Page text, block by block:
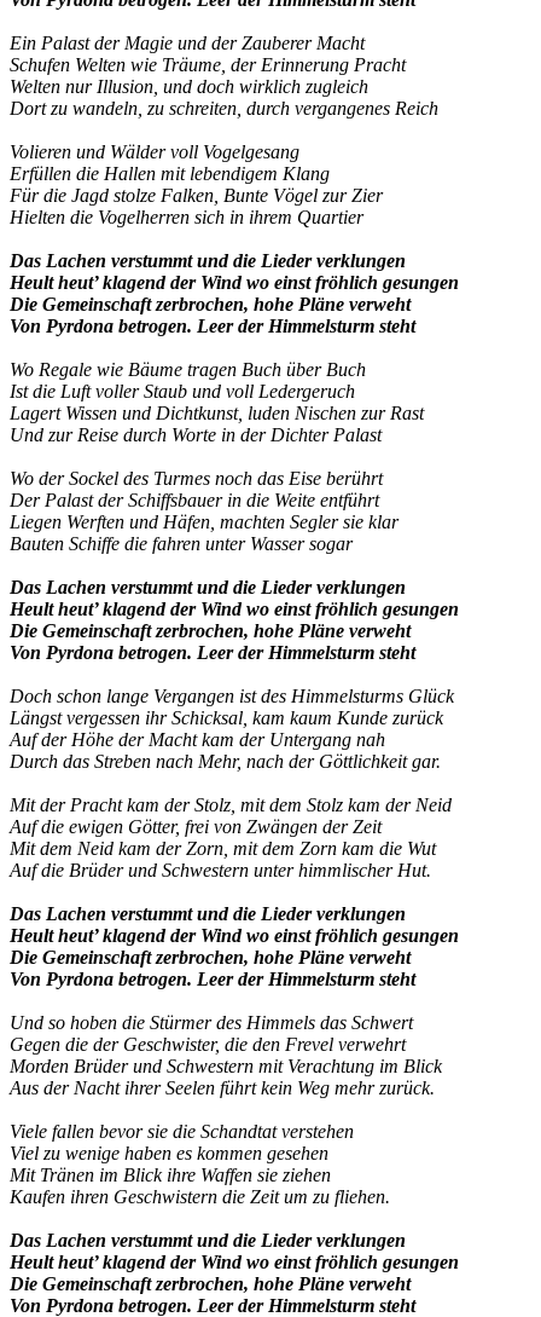
Ein Palast der Magie und der Zauberer Macht
Schufen Welten wie Träume, der Erinnerung Pracht
Welten nur Illusion, und doch wirklich zugleich
Dort zu wandeln, zu schreiten, durch vergangenes Reich
Volieren und Wälder voll Vogelgesang
Erfüllen die Hallen mit lebendigem Klang
Für die Jagd stolze Falken, Bunte Vögel zur Zier
Hielten die Vogelherren sich in ihrem Quartier
Das Lachen verstummt und die Lieder verklungen
Heult heut’ klagend der Wind wo einst fröhlich gesungen
Die Gemeinschaft zerbrochen, hohe Pläne verweht
Von Pyrdona betrogen. Leer der Himmelsturm steht
Wo Regale wie Bäume tragen Buch über Buch
Ist die Luft voller Staub und voll Ledergeruch
Lagert Wissen und Dichtkunst, luden Nischen zur Rast
Und zur Reise durch Worte in der Dichter Palast
Wo der Sockel des Turmes noch das Eise berührt
Der Palast der Schiffsbauer in die Weite entführt
Liegen Werften und Häfen, machten Segler sie klar
Bauten Schiffe die fahren unter Wasser sogar
Das Lachen verstummt und die Lieder verklungen
Heult heut’ klagend der Wind wo einst fröhlich gesungen
Die Gemeinschaft zerbrochen, hohe Pläne verweht
Von Pyrdona betrogen. Leer der Himmelsturm steht
Doch schon lange Vergangen ist des Himmelsturms Glück
Längst vergessen ihr Schicksal, kam kaum Kunde zurück
Auf der Höhe der Macht kam der Untergang nah
Durch das Streben nach Mehr, nach der Göttlichkeit gar.
Mit der Pracht kam der Stolz, mit dem Stolz kam der Neid
Auf die ewigen Götter, frei von Zwängen der Zeit
Mit dem Neid kam der Zorn, mit dem Zorn kam die Wut
Auf die Brüder und Schwestern unter himmlischer Hut.
Das Lachen verstummt und die Lieder verklungen
Heult heut’ klagend der Wind wo einst fröhlich gesungen
Die Gemeinschaft zerbrochen, hohe Pläne verweht
Von Pyrdona betrogen. Leer der Himmelsturm steht
Und so hoben die Stürmer des Himmels das Schwert
Gegen die der Geschwister, die den Frevel verwehrt
Morden Brüder und Schwestern mit Verachtung im Blick
Aus der Nacht ihrer Seelen führt kein Weg mehr zurück.
Viele fallen bevor sie die Schandtat verstehen
Viel zu wenige haben es kommen gesehen
Mit Tränen im Blick ihre Waffen sie ziehen
Kaufen ihren Geschwistern die Zeit um zu fliehen.
Das Lachen verstummt und die Lieder verklungen
Heult heut’ klagend der Wind wo einst fröhlich gesungen
Die Gemeinschaft zerbrochen, hohe Pläne verweht
Von Pyrdona betrogen. Leer der Himmelsturm steht